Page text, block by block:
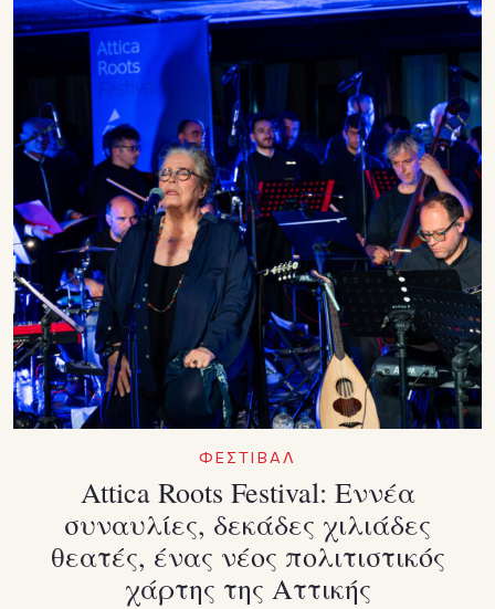
ΦΕΣΤΙΒΑΛ
Attica Roots Festival: Εννέα
συναυλίες, δεκάδες χιλιάδες
θεατές, ένας νέος πολιτιστικός
χάρτης της Αττικής